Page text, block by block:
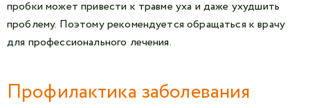
пробки может привести к травме уха и даже ухудшить
проблему. Поэтому рекомендуется обращаться к врачу
для профессионального лечения.
Профилактика заболевания